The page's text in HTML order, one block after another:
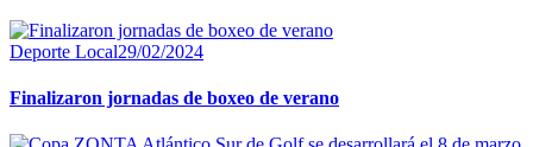
Deporte Local29/02/2024
Finalizaron jornadas de boxeo de verano